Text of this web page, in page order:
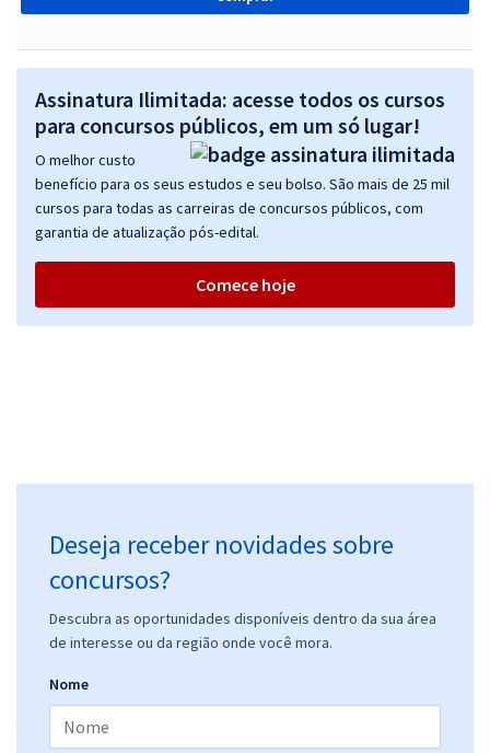
Assinatura Ilimitada: acesse todos os cursos
para concursos públicos, em um só lugar!
O melhor custo
benefício para os seus estudos e seu bolso. São mais de 25 mil
cursos para todas as carreiras de concursos públicos, com
garantia de atualização pós-edital.
Comece hoje
Deseja receber novidades sobre
concursos?
Descubra as oportunidades disponíveis dentro da sua área
de interesse ou da região onde você mora.
Nome